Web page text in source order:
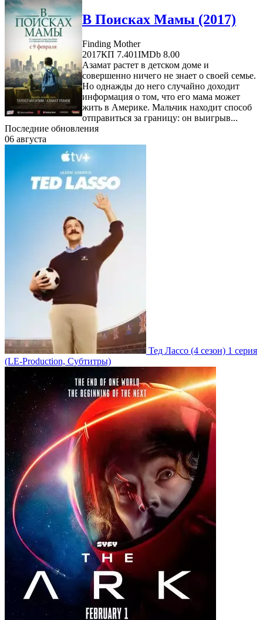
В Поисках Мамы (2017)
Finding Mother
2017КП 7.401IMDb 8.00
Азамат растет в детском доме и
совершенно ничего не знает о своей семье.
Но однажды до него случайно доходит
информация о том, что его мама может
жить в Америке. Мальчик находит способ
отправиться за границу: он выигрыв...
Последние обновления
06 августа
Тед Лассо (4 сезон) 1 серия
(LE-Production, Субтитры)